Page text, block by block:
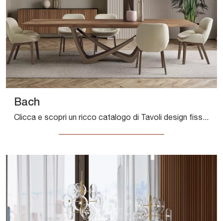
Bach
Clicca e scopri un ricco catalogo di Tavoli design fissi da pranzo! Il modello Bach di Bontempi ti sta aspettando.